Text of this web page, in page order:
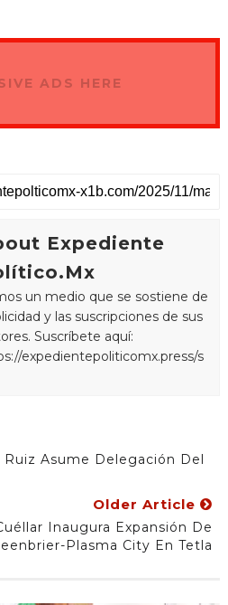
ADS HERE
Expediente
un medio que se sostiene de
y las suscripciones de sus
Suscríbete aquí:
expedientepoliticomx.press/s
Asume Delegación Del
Older Article
Inaugura Expansión De
Plasma City En Tetla